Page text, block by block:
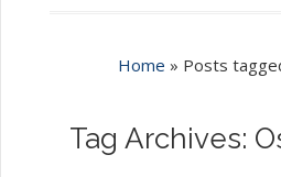
Home » Posts
Tag Archives: